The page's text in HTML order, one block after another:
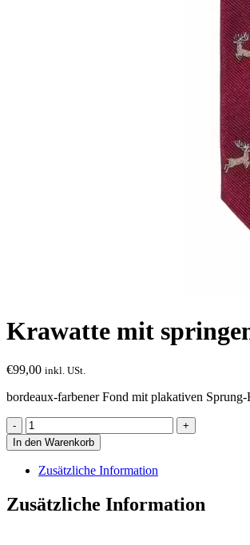
Krawatte mit
€99,00 inkl. USt.
bordeaux-farbener Fond mit plakativen
Krawatte
mit
springenden
Hirschen
plakativ
all-
over
In den Warenkorb
Zusätzliche Information
Zusätzliche Information